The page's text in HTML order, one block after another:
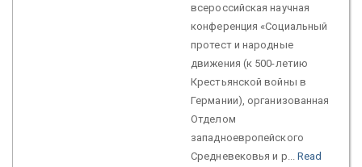
всероссийская научная
конференция «Социальный
протест и народные
движения (к 500-летию
Крестьянской войны в
Германии), организованная
Отделом
западноевропейского
Средневековья и р...Read